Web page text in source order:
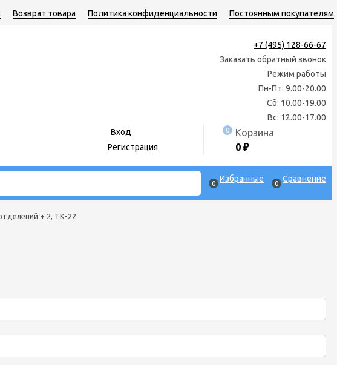
Возврат товара Политика конфиденциальности Постоянным покупателям
+7 (495) 128-66-67
Заказать обратный звонок
Режим работы
Пн-Пт: 9.00-20.00
Сб: 10.00-19.00
Вс: 12.00-17.00
Вход
Регистрация
0
Корзина
0 ₽
0 Избранные 0 Сравнение
+ 2, ТК-22